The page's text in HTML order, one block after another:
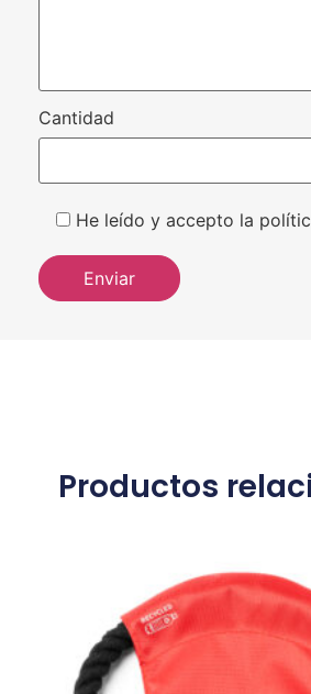
Cantidad
He leído y accepto la
Productos